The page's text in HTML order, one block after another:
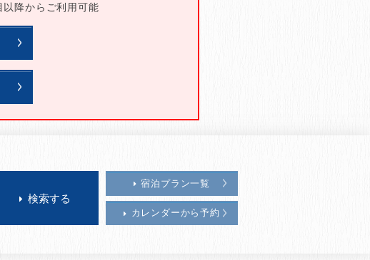
以降からご利用可能
宿泊プラン一覧
カレンダーから予約